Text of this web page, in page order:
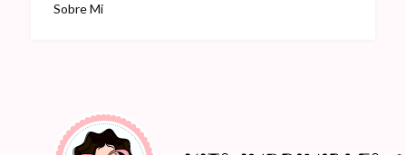
Sobre Mi